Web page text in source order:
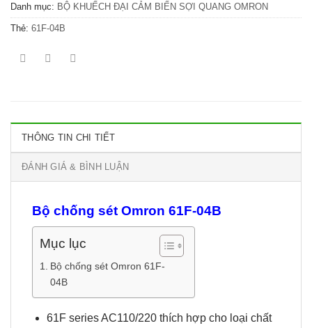
Danh mục: BỘ KHUẾCH ĐẠI CẢM BIẾN SỢI QUANG OMRON
Thẻ: 61F-04B
THÔNG TIN CHI TIẾT
ĐÁNH GIÁ & BÌNH LUẬN
Bộ chống sét Omron 61F-04B
Mục lục
Bộ chống sét Omron 61F-
04B
61F series AC110/220 thích hợp cho loại chất